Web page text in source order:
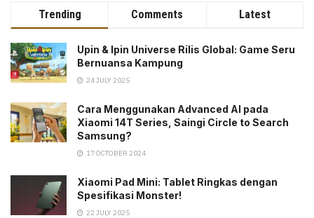
Trending Comments Latest
Upin & Ipin Universe Rilis Global: Game Seru
Bernuansa Kampung
24 JULY 2025
Cara Menggunakan Advanced AI pada
Xiaomi 14T Series, Saingi Circle to Search
Samsung?
17 OCTOBER 2024
Xiaomi Pad Mini: Tablet Ringkas dengan
Spesifikasi Monster!
22 JULY 2025